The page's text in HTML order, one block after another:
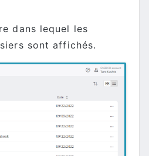
dans lequel les
sont affichés.